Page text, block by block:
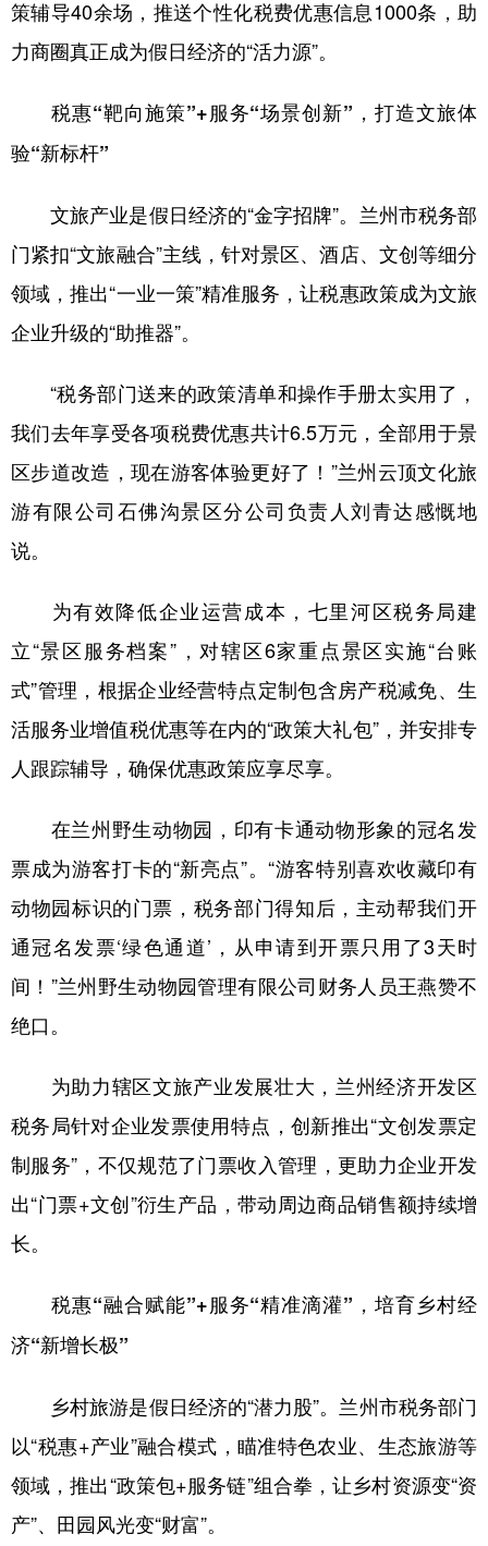
策辅导40余场，推送个性化税费优惠信息1000条，助
力商圈真正成为假日经济的“活力源”。
税惠“靶向施策”+服务“场景创新”，打造文旅体
验“新标杆”
文旅产业是假日经济的“金字招牌”。兰州市税务部
门紧扣“文旅融合”主线，针对景区、酒店、文创等细分
领域，推出“一业一策”精准服务，让税惠政策成为文旅
企业升级的“助推器”。
“税务部门送来的政策清单和操作手册太实用了，
我们去年享受各项税费优惠共计6.5万元，全部用于景
区步道改造，现在游客体验更好了！”兰州云顶文化旅
游有限公司石佛沟景区分公司负责人刘青达感慨地
说。
为有效降低企业运营成本，七里河区税务局建
立“景区服务档案”，对辖区6家重点景区实施“台账
式”管理，根据企业经营特点定制包含房产税减免、生
活服务业增值税优惠等在内的“政策大礼包”，并安排专
人跟踪辅导，确保优惠政策应享尽享。
在兰州野生动物园，印有卡通动物形象的冠名发
票成为游客打卡的“新亮点”。“游客特别喜欢收藏印有
动物园标识的门票，税务部门得知后，主动帮我们开
通冠名发票‘绿色通道’，从申请到开票只用了3天时
间！”兰州野生动物园管理有限公司财务人员王燕赞不
绝口。
为助力辖区文旅产业发展壮大，兰州经济开发区
税务局针对企业发票使用特点，创新推出“文创发票定
制服务”，不仅规范了门票收入管理，更助力企业开发
出“门票+文创”衍生产品，带动周边商品销售额持续增
长。
税惠“融合赋能”+服务“精准滴灌”，培育乡村经
济“新增长极”
乡村旅游是假日经济的“潜力股”。兰州市税务部门
以“税惠+产业”融合模式，瞄准特色农业、生态旅游等
领域，推出“政策包+服务链”组合拳，让乡村资源变“资
产”、田园风光变“财富”。